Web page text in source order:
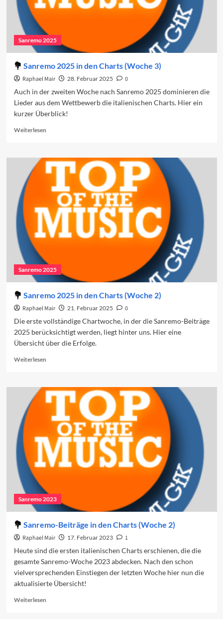
Sanremo 2025
Sanremo 2025 in den Charts (Woche 3)
Raphael Mair 28. Februar 2025
0
Auch in der zweiten Woche nach Sanremo 2025 dominieren die
Lieder aus dem Wettbewerb die italienischen Charts. Hier ein
kurzer Überblick!
WeiterlesenRead
Sanremo
2025
in
den
Charts
(Woche
3)
Sanremo 2025
Sanremo 2025 in den Charts (Woche 2)
Raphael Mair 21. Februar 2025
0
Die erste vollständige Chartwoche, in der die Sanremo-Beiträge
2025 berücksichtigt werden, liegt hinter uns. Hier eine
Übersicht über die Erfolge.
WeiterlesenRead
Sanremo
2025
in
den
Charts
(Woche
2)
Sanremo 2023
Sanremo-Beiträge in den Charts (Woche 2)
Raphael Mair 17. Februar 2023
1
Heute sind die ersten italienischen Charts erschienen, die die
gesamte Sanremo-Woche 2023 abdecken. Nach den schon
vielversprechenden Einstiegen der letzten Woche hier nun die
aktualisierte Übersicht!
WeiterlesenRead